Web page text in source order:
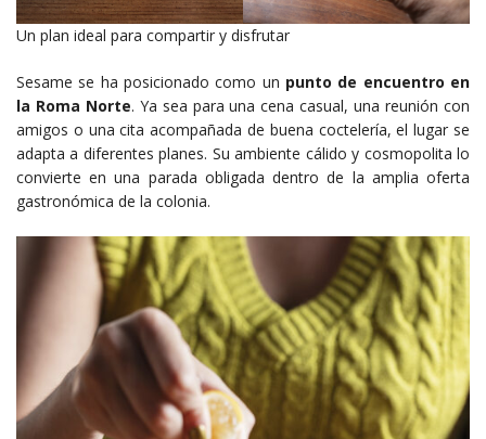
Un plan ideal para compartir y disfrutar
Sesame se ha posicionado como un punto de encuentro en
la Roma Norte. Ya sea para una cena casual, una reunión con
amigos o una cita acompañada de buena coctelería, el lugar se
adapta a diferentes planes. Su ambiente cálido y cosmopolita lo
convierte en una parada obligada dentro de la amplia oferta
gastronómica de la colonia.